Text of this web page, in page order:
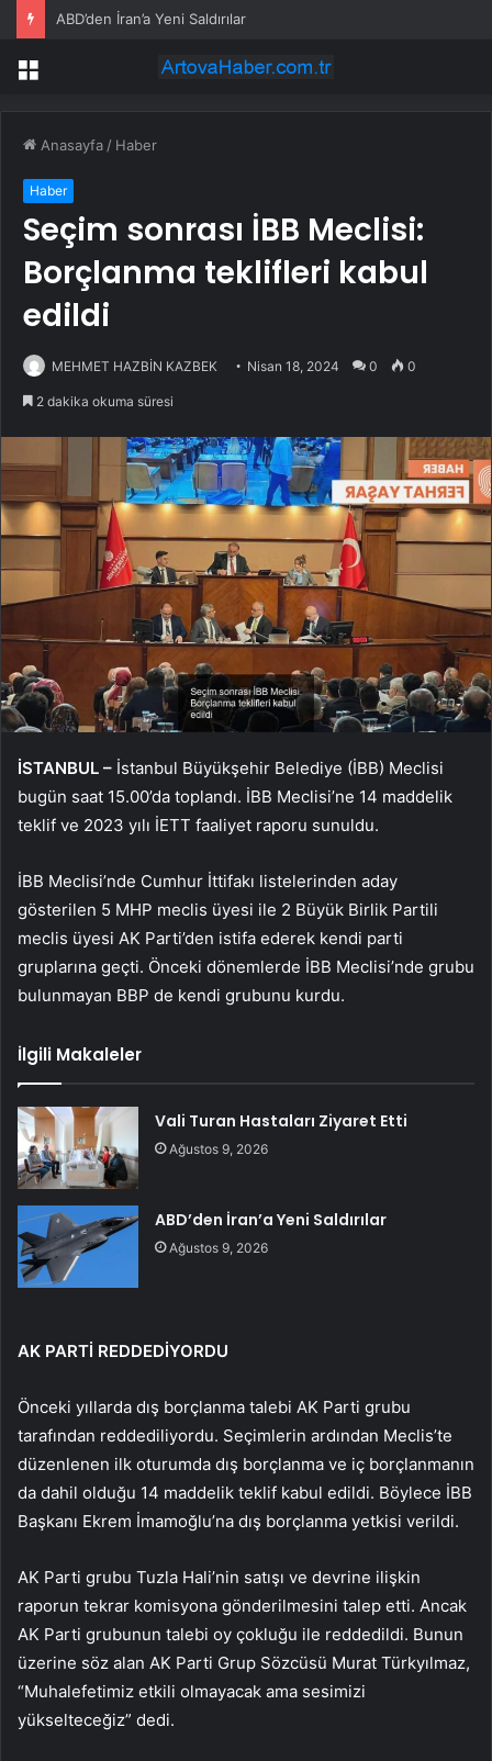
ABD’den İran’a Yeni Saldırılar
Menü
Anasayfa / Haber
Haber
Seçim sonrası İBB Meclisi:
Borçlanma teklifleri kabul
edildi
MEHMET HAZBİN KAZBEK Nisan 18, 2024 0 0
2 dakika okuma süresi
İSTANBUL – İstanbul Büyükşehir Belediye (İBB) Meclisi
bugün saat 15.00’da toplandı. İBB Meclisi’ne 14 maddelik
teklif ve 2023 yılı İETT faaliyet raporu sunuldu.
İBB Meclisi’nde Cumhur İttifakı listelerinden aday
gösterilen 5 MHP meclis üyesi ile 2 Büyük Birlik Partili
meclis üyesi AK Parti’den istifa ederek kendi parti
gruplarına geçti. Önceki dönemlerde İBB Meclisi’nde grubu
bulunmayan BBP de kendi grubunu kurdu.
İlgili Makaleler
Vali Turan Hastaları Ziyaret Etti
Ağustos 9, 2026
ABD’den İran’a Yeni Saldırılar
Ağustos 9, 2026
AK PARTİ REDDEDİYORDU
Önceki yıllarda dış borçlanma talebi AK Parti grubu
tarafından reddediliyordu. Seçimlerin ardından Meclis’te
düzenlenen ilk oturumda dış borçlanma ve iç borçlanmanın
da dahil olduğu 14 maddelik teklif kabul edildi. Böylece İBB
Başkanı Ekrem İmamoğlu’na dış borçlanma yetkisi verildi.
AK Parti grubu Tuzla Hali’nin satışı ve devrine ilişkin
raporun tekrar komisyona gönderilmesini talep etti. Ancak
AK Parti grubunun talebi oy çokluğu ile reddedildi. Bunun
üzerine söz alan AK Parti Grup Sözcüsü Murat Türkyılmaz,
“Muhalefetimiz etkili olmayacak ama sesimizi
yükselteceğiz” dedi.